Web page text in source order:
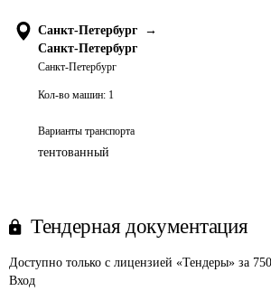
Санкт-Петербург
→
Санкт-Петербург
Санкт-Петербург
Кол-во машин: 1
Варианты транспорта
тентованный
Тендерная документация
Доступно только с лицензией «Тендеры» за
Вход